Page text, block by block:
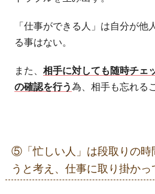
「仕事ができる人」は自分が他
る事はない。
また、相手に対しても随時チェ
の確認を行う為、相手も忘れる
⑤「忙しい人」は段取りの時
うと考え、仕事に取り掛か